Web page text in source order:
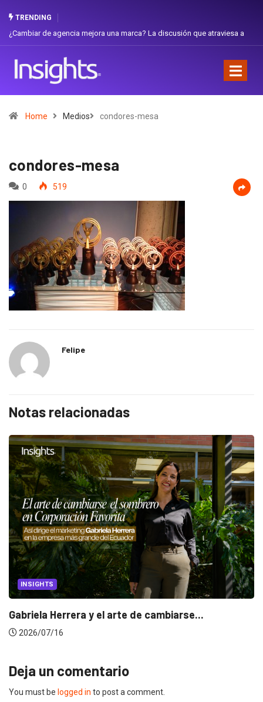
TRENDING
de agencia mejora una marca? La discusión que atraviesa a
Home Medios condores-mesa
condores-mesa
0 519
Felipe
Notas relacionadas
INSIGHTS
Gabriela Herrera y el arte de cambiarse...
2026/07/16
Deja un comentario
You must be logged in to post a comment.